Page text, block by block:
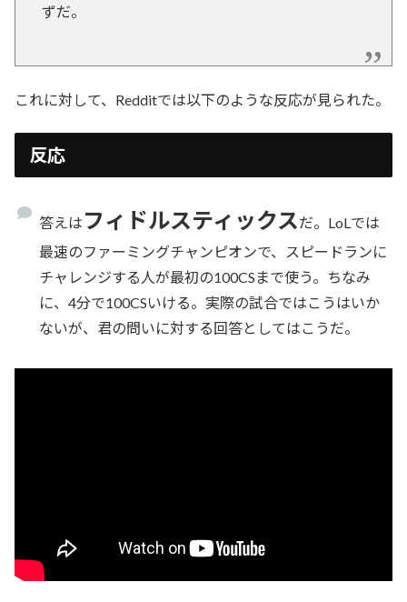
ずだ。
これに対して、Redditでは以下のような反応が見られた。
反応
答えは フィドルスティックスだ。LoLでは
最速のファーミングチャンピオンで、スピードランに
チャレンジする人が最初の100CSまで使う。ちなみ
に、4分で100CSいける。実際の試合ではこうはいか
ないが、君の問いに対する回答としてはこうだ。